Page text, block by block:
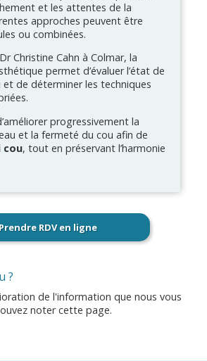
et les attentes de la
approches peuvent être
ou combinées.
Christine Cahn à Colmar, la
permet d’évaluer l’état de
et de déterminer les techniques
progressivement la
et la fermeté du cou afin de
cou, tout en préservant l’harmonie
Prendre RDV en ligne
?
de l'information que nous vous
noter cette page.